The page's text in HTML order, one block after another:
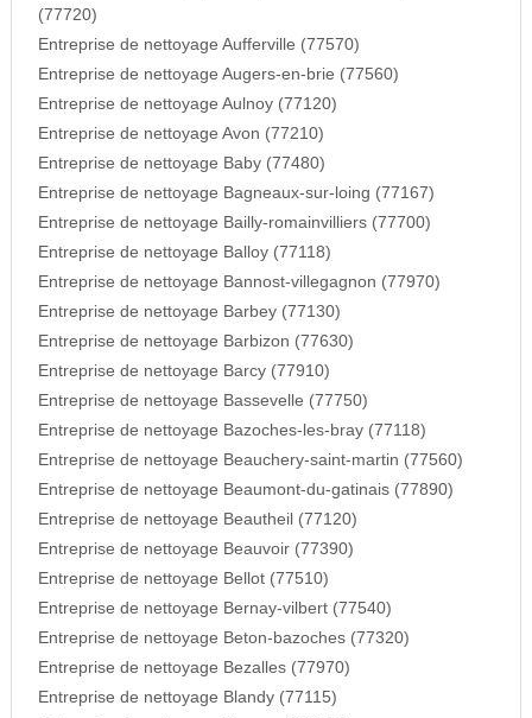
(77720)
Entreprise de nettoyage Aufferville (77570)
Entreprise de nettoyage Augers-en-brie (77560)
Entreprise de nettoyage Aulnoy (77120)
Entreprise de nettoyage Avon (77210)
Entreprise de nettoyage Baby (77480)
Entreprise de nettoyage Bagneaux-sur-loing (77167)
Entreprise de nettoyage Bailly-romainvilliers (77700)
Entreprise de nettoyage Balloy (77118)
Entreprise de nettoyage Bannost-villegagnon (77970)
Entreprise de nettoyage Barbey (77130)
Entreprise de nettoyage Barbizon (77630)
Entreprise de nettoyage Barcy (77910)
Entreprise de nettoyage Bassevelle (77750)
Entreprise de nettoyage Bazoches-les-bray (77118)
Entreprise de nettoyage Beauchery-saint-martin (77560)
Entreprise de nettoyage Beaumont-du-gatinais (77890)
Entreprise de nettoyage Beautheil (77120)
Entreprise de nettoyage Beauvoir (77390)
Entreprise de nettoyage Bellot (77510)
Entreprise de nettoyage Bernay-vilbert (77540)
Entreprise de nettoyage Beton-bazoches (77320)
Entreprise de nettoyage Bezalles (77970)
Entreprise de nettoyage Blandy (77115)